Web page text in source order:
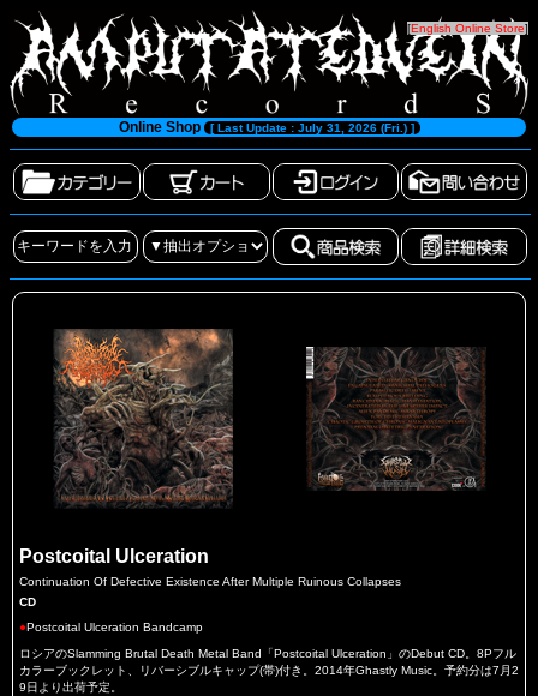
[English Online Store]
Online Shop [ Last Update : July 31, 2026 (Fri.) ]
Postcoital Ulceration
Continuation Of Defective Existence After Multiple Ruinous Collapses
CD
●Postcoital Ulceration Bandcamp
ロシアのSlamming Brutal Death Metal Band「Postcoital Ulceration」のDebut CD。8Pフル
カラーブックレット、リバーシブルキャップ(帯)付き。2014年Ghastly Music。予約分は7月2
9日より出荷予定。